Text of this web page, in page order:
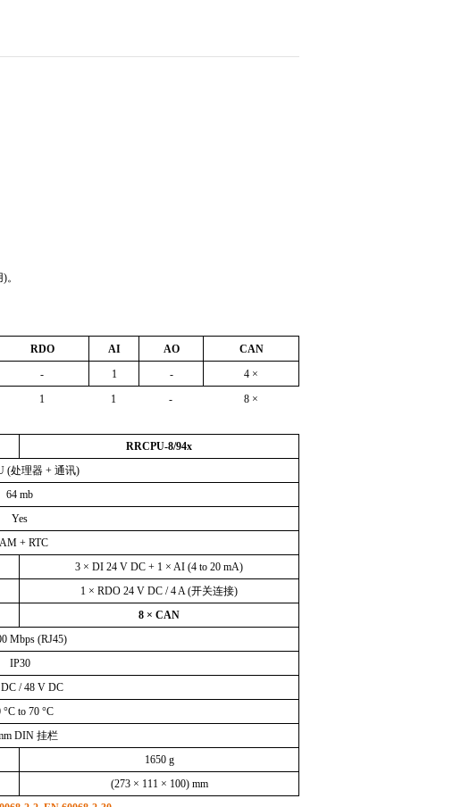
)。
RDO AI AO
CAN
- 1 -
4 ×
1 1 - 8 ×
RRCPU-8/94x
(处理器 + 通讯)
64 mb
Yes
+ RTC
3 × DI 24 V DC + 1 × AI (4 to 20 mA)
1 × RDO 24 V DC / 4 A (开关连接)
8 × CAN
Mbps (RJ45)
IP30
/ 48 V DC
°C to 70 °C
DIN 挂栏
1650 g
(273 × 111 × 100) mm